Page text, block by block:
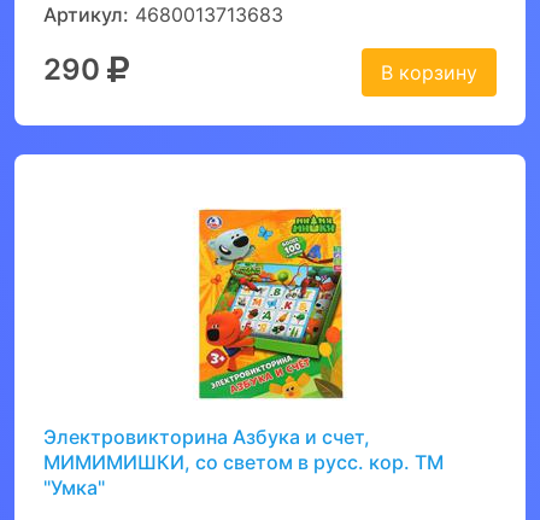
Артикул: 4680013713683
290 В корзину
Электровикторина Азбука и счет,
МИМИМИШКИ, со светом в русс. кор. ТМ
"Умка"